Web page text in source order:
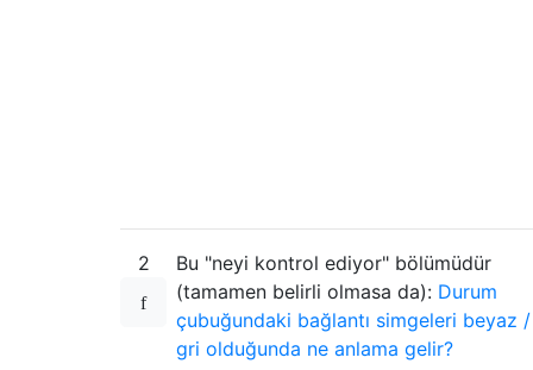
2
Bu "neyi kontrol ediyor" bölümüdür
(tamamen belirli olmasa da): Durum
çubuğundaki bağlantı simgeleri beyaz /
gri olduğunda ne anlama gelir?